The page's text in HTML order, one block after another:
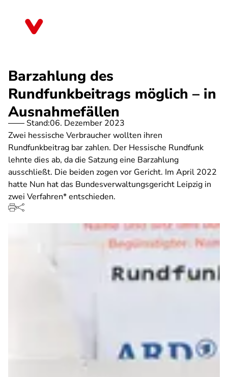
Barzahlung des
Rundfunkbeitrags möglich – in
Ausnahmefällen
Stand:06. Dezember 2023
Zwei hessische Verbraucher wollten ihren
Rundfunkbeitrag bar zahlen. Der Hessische Rundfunk
lehnte dies ab, da die Satzung eine Barzahlung
ausschließt. Die beiden zogen vor Gericht. Im April 2022
hatte Nun hat das Bundesverwaltungsgericht Leipzig in
zwei Verfahren* entschieden.